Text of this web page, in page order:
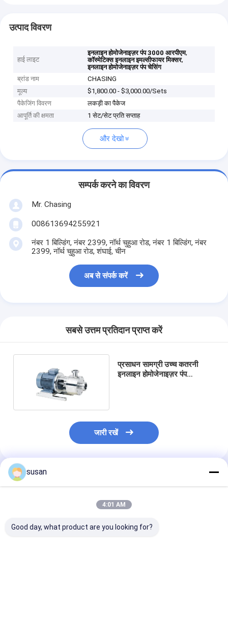
उत्पाद विवरण
हाई लाइट
इनलाइन होमोजेनाइज़र पंप 3000 आरपीएम,
कॉस्मेटिक्स इनलाइन इमल्सीफायर मिक्सर,
इनलाइन होमोजेनाइज़र पंप चेसिंग
ब्रांड नाम
CHASING
मूल्य
$1,800.00 - $3,000.00/Sets
पैकेजिंग विवरण
लकड़ी का पैकेज
आपूर्ति की क्षमता
1 सेट/सेट प्रति सप्ताह
और देखो
सम्पर्क करने का विवरण
Mr. Chasing
008613694255921
नंबर 1 बिल्डिंग, नंबर 2399, नॉर्थ चुहुआ रोड, नंबर 1 बिल्डिंग, नंबर
2399, नॉर्थ चुहुआ रोड, शंघाई, चीन
अब से संपर्क करें
सबसे उत्तम प्रतिदान प्राप्त करें
प्रसाधन सामग्री उच्च कतरनी
इनलाइन होमोजेनाइज़र पंप
जारी रखें
अनुशंसित उत्पाद
susan
4:01 AM
Good day, what product are you looking for?